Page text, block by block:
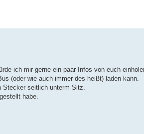
ich mir gerne ein paar Infos von euch
(oder wie auch immer des heißt) laden kann.
Stecker seitlich unterm Sitz.
habe.